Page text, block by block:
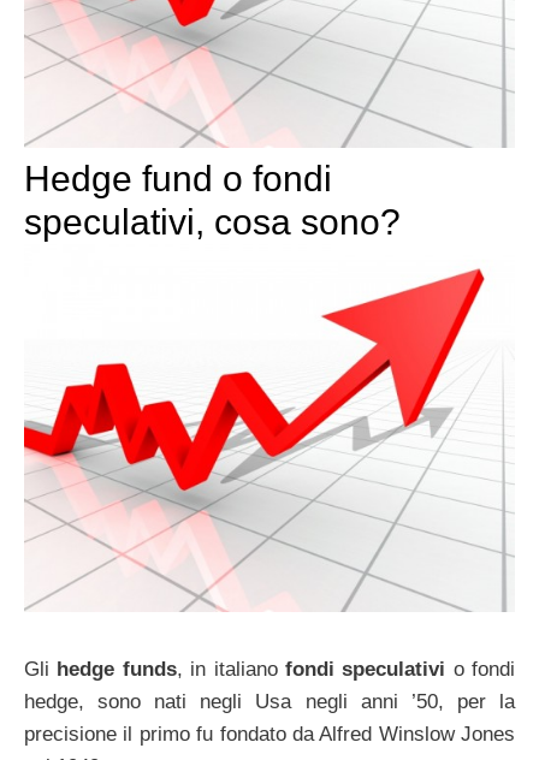
Hedge fund o fondi
speculativi, cosa sono?
Gli hedge funds, in italiano fondi speculativi o fondi
hedge, sono nati negli Usa negli anni ’50, per la
precisione il primo fu fondato da Alfred Winslow Jones